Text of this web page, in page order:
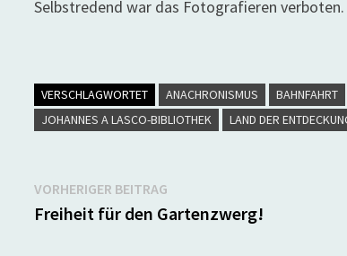
Selbstredend war das Fotografieren verboten.
VERSCHLAGWORTET ANACHRONISMUS BAHNFAHRT
JOHANNES A LASCO-BIBLIOTHEK
LAND DER
Beitragsnavigation
VORHERIGER BEITRAG
Beitrag:
Freiheit für den Gartenzwerg!